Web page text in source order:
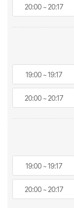
20:00 ~ 20:17
19:00 ~ 19:17
20:00 ~ 20:17
19:00 ~ 19:17
20:00 ~ 20:17